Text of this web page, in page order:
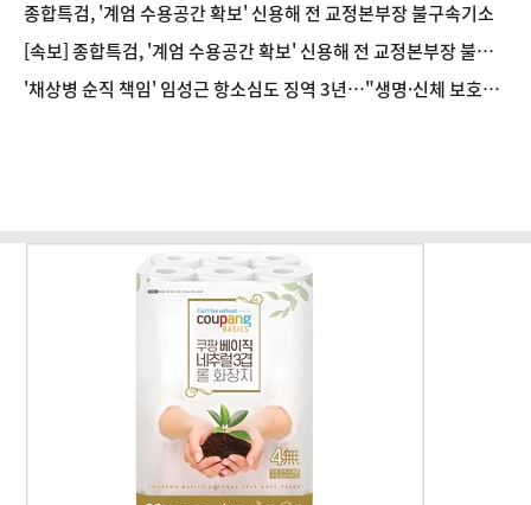
종합특검, '계엄 수용공간 확보' 신용해 전 교정본부장 불구속기소
[속보] 종합특검, '계엄 수용공간 확보' 신용해 전 교정본부장 불구
속기소
'채상병 순직 책임' 임성근 항소심도 징역 3년…"생명·신체 보호